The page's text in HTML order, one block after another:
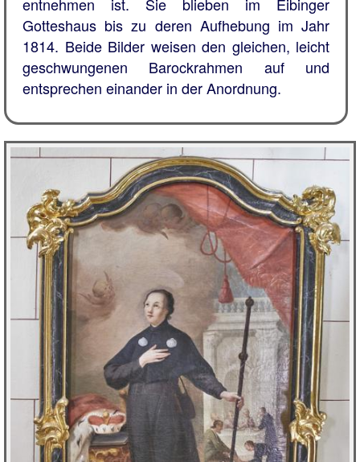
Gotteshaus bis zu deren Aufhebung im Jahr
1814. Beide Bilder weisen den gleichen, leicht
geschwungenen Barockrahmen auf und
entsprechen einander in der Anordnung.